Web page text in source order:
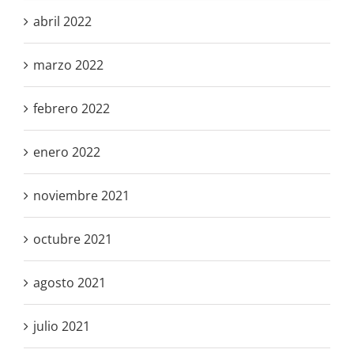
abril 2022
marzo 2022
febrero 2022
enero 2022
noviembre 2021
octubre 2021
agosto 2021
julio 2021